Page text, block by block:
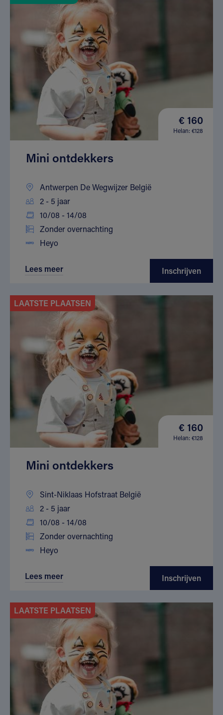
€ 160
Helan: €128
Mini ontdekkers
Antwerpen De Wegwijzer België
2 - 5 jaar
10/08 - 14/08
Zonder overnachting
Heyo
Lees meer Inschrijven
LAATSTE PLAATSEN
€ 160
Helan: €128
Mini ontdekkers
Sint-Niklaas Hofstraat België
2 - 5 jaar
10/08 - 14/08
Zonder overnachting
Heyo
Lees meer Inschrijven
LAATSTE PLAATSEN